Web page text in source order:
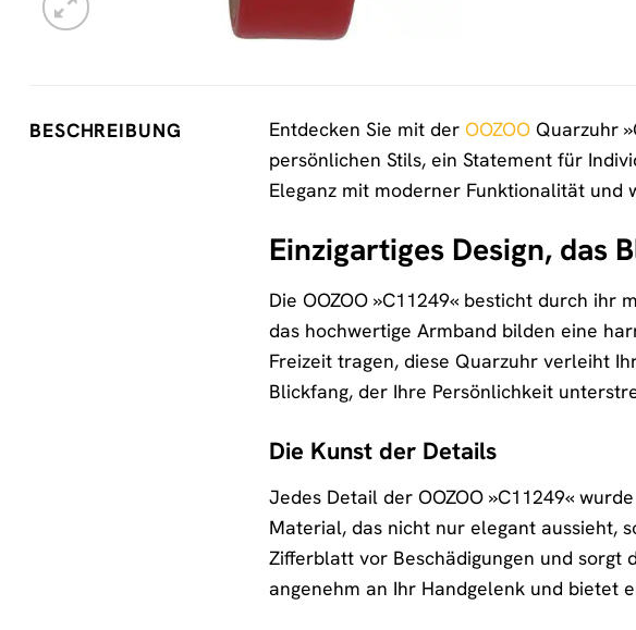
BESCHREIBUNG Entdecken Sie mit der OOZOO Quarzuhr
persönlichen Stils, ein Statement für
Eleganz mit moderner Funktionalität und
Einzigartiges Design, das
Die OOZOO »C11249« besticht durch
das hochwertige Armband bilden eine
Freizeit tragen, diese Quarzuhr verleiht
Blickfang, der Ihre Persönlichkeit
Die Kunst der Details
Jedes Detail der OOZOO »C11249«
Material, das nicht nur elegant aussieht,
Zifferblatt vor Beschädigungen und sorgt
angenehm an Ihr Handgelenk und bietet